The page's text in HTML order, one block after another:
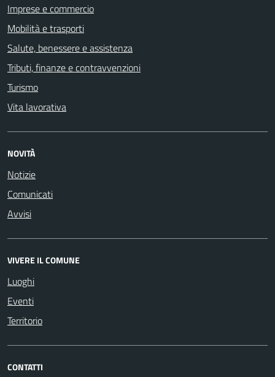
Imprese e commercio
Mobilità e trasporti
Salute, benessere e assistenza
Tributi, finanze e contravvenzioni
Turismo
Vita lavorativa
NOVITÀ
Notizie
Comunicati
Avvisi
VIVERE IL COMUNE
Luoghi
Eventi
Territorio
CONTATTI